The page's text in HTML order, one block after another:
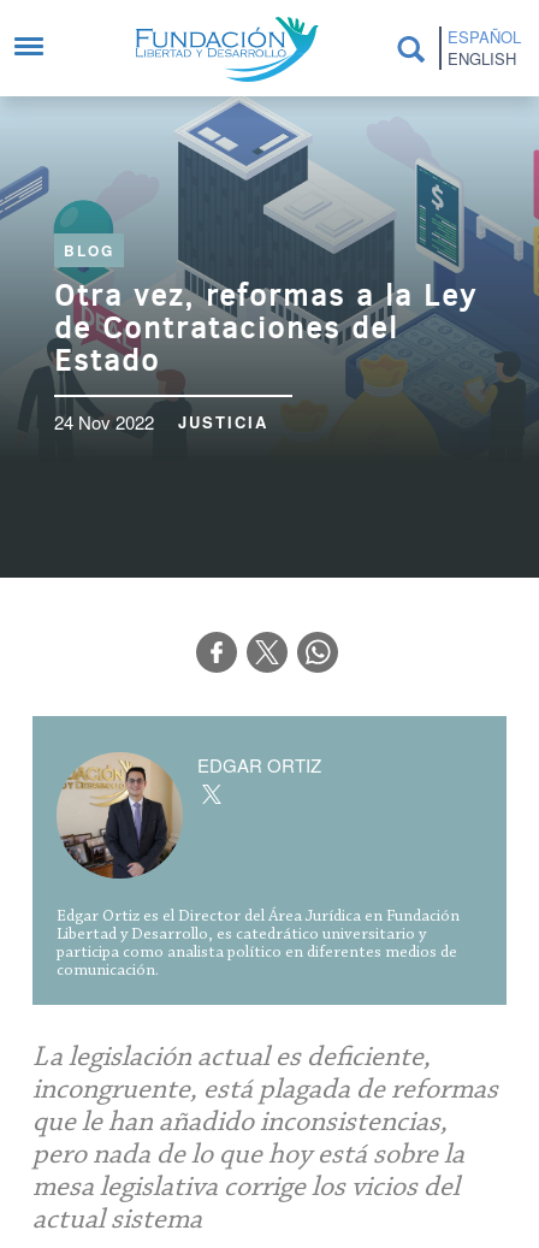
ESPAÑOL
ENGLISH
BLOG
Otra vez, reformas a la Ley
de Contrataciones del
Estado
24 Nov 2022 JUSTICIA
La legislación actual es deficiente,
incongruente, está plagada de reformas
que le han añadido inconsistencias,
pero nada de lo que hoy está sobre la
mesa legislativa corrige los vicios del
actual sistema
EDGAR ORTIZ
Edgar Ortiz es el Director del Área Jurídica en Fundación
Libertad y Desarrollo, es catedrático universitario y
participa como analista político en diferentes medios de
comunicación.